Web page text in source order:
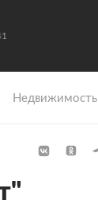
Недвижимость